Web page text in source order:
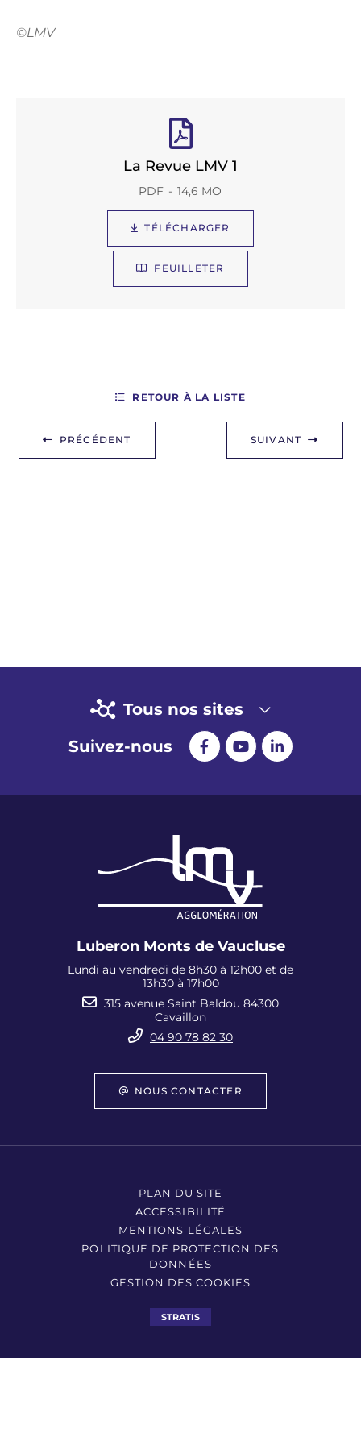
©LMV
La Revue LMV 1
PDF 14,6 MO
TÉLÉCHARGER
FEUILLETER
PRÉCÉDENT
RETOUR À LA LISTE
SUIVANT
Tous nos sites
Suivez-nous
Luberon Monts de Vaucluse
Lundi au vendredi de 8h30 à 12h00 et de
13h30 à 17h00
315 avenue Saint Baldou 84300
Cavaillon
04 90 78 82 30
NOUS CONTACTER
PLAN DU SITE
ACCESSIBILITÉ
MENTIONS LÉGALES
POLITIQUE DE PROTECTION DES
DONNÉES
GESTION DES COOKIES
STRATIS